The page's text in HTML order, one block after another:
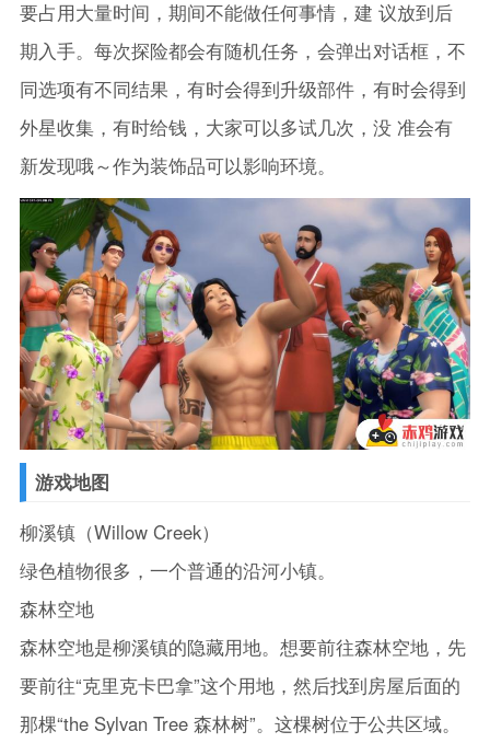
要占用大量时间，期间不能做任何事情，建 议放到后
期入手。每次探险都会有随机任务，会弹出对话框，不
同选项有不同结果，有时会得到升级部件，有时会得到
外星收集，有时给钱，大家可以多试几次，没 准会有
新发现哦～作为装饰品可以影响环境。
游戏地图
柳溪镇（Willow Creek）
绿色植物很多，一个普通的沿河小镇。
森林空地
森林空地是柳溪镇的隐藏用地。想要前往森林空地，先
要前往“克里克卡巴拿”这个用地，然后找到房屋后面的
那棵“the Sylvan Tree 森林树”。这棵树位于公共区域。